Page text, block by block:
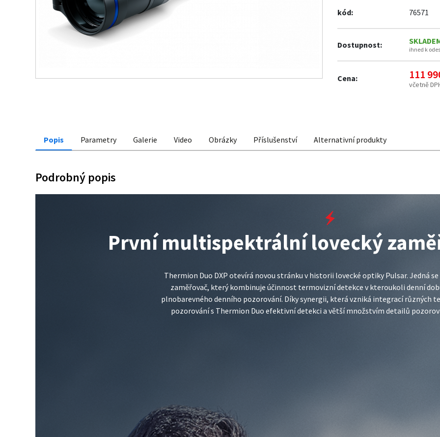
kód: 76571
Dostupnost: ihned k
Cena: 111
včetně
Popis Parametry Galerie Video Obrázky Příslušenství Alternativní produkty
Podrobný popis
První multispektrální lovecký
Thermion Duo DXP otevírá novou stránku v historii lovecké optiky Pulsar. Jedná
zaměřovač, který kombinuje účinnost termovizní detekce v kteroukoli denní
plnobarevného denního pozorování. Díky synergii, která vzniká integrací různých
pozorování s Thermion Duo efektivní detekci a větší množstvím detailů